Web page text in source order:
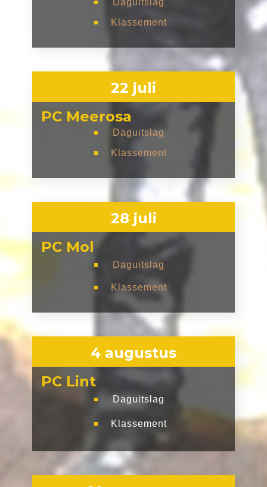
■ Daguitslag
■ Klassement
22 juli
PC Meerosa
■ Daguitslag
■ Klassement
28 juli
PC Mol
■ Daguitslag
■ Klassement
4 augustus
PC Lint
■ Daguitslag
■ Klassement